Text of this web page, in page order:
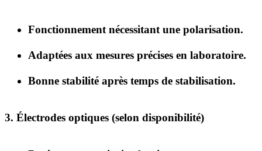
Fonctionnement nécessitant une polarisation.
Adaptées aux mesures précises en laboratoire.
Bonne stabilité après temps de stabilisation.
3. Électrodes optiques (selon disponibilité)